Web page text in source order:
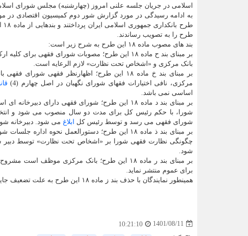
اسلامی در جریان جلسه علنی امروز (چهارشنبه) مجلس شورای
به ادامه رسیدگی در مورد گزارش شور دوم کمیسیون اقتصادی در
طرح را به تصویب رساندند.
بند های مصوب ماده ۱۸ این طرح به شرح زیر است:
بر مبنای بند ح ماده ۱۸ این طرح؛ مصوبات شورای فقهی برای کلیه
بانک مرکزی و «اشخاص تحت نظارت» لازم الرعایه است.
بر مبنای بند خ ماده ۱۸ این طرح؛ اظهارنظر فقهی شورای فقهی
مرکزی، نافی اختیارات فقهای شورای نگهبان در اصل چهارم (4)
اساسی نمی باشد.
بر مبنای بند د ماده ۱۸ این طرح؛ شورای فقهی
شورا، با حکم رئیس کل برای مدت دو سال منصوب می شود و
شورای فقهی می رسد و توسط رئیس کل
ابلاغ می شود. دبیرخانه
بر مبنای بند ذ ماده ۱۸ این طرح؛ دستورالعمل
چگونگی نظارت فقهی شورا بر «اشخاص تحت نظارت» توسط دبیر
شود.
بر مبنای بند ر ماده ۱۸ این طرح؛ ­بانک مرکزی
برای عموم منتشر نماید.
همینطور نمایندگان با حذف بند ز ماده ۱۸ این طرح به علت تضعیف جایگاه شورای فقهی موافقت کردند.
1401/08/11
10:21:10